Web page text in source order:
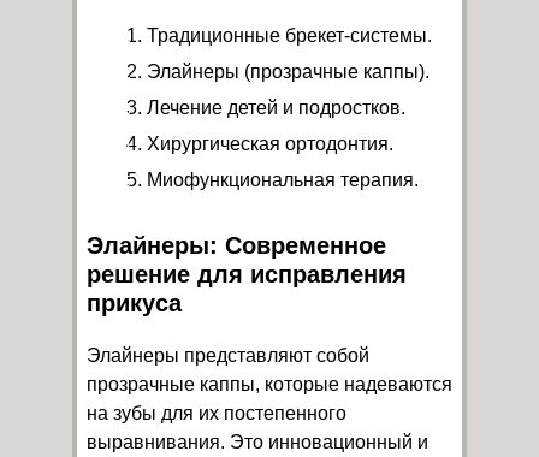
Традиционные брекет-системы.
Элайнеры (прозрачные каппы).
Лечение детей и подростков.
Хирургическая ортодонтия.
Миофункциональная терапия.
Элайнеры: Современное
решение для исправления
прикуса
Элайнеры представляют собой
прозрачные каппы, которые надеваются
на зубы для их постепенного
выравнивания. Это инновационный и